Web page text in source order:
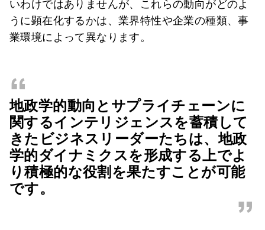
いわけではありませんが、これらの動向がどのよ
うに顕在化するかは、業界特性や企業の種類、事
業環境によって異なります。
“
地政学的動向とサプライチェーンに
関するインテリジェンスを蓄積して
きたビジネスリーダーたちは、地政
学的ダイナミクスを形成する上でよ
り積極的な役割を果たすことが可能
です。
”